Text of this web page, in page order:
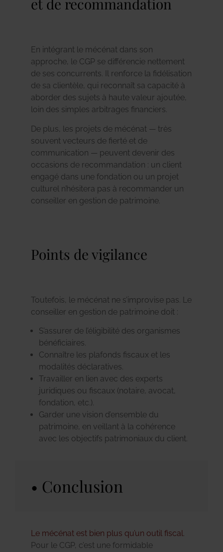
et de recommandation
En intégrant le mécénat dans son
approche, le CGP se différencie nettement
de ses concurrents. Il renforce la fidélisation
de sa clientèle, qui reconnaît sa capacité à
aborder des sujets à haute valeur ajoutée,
loin des simples arbitrages financiers.
De plus, les projets de mécénat — très
souvent vecteurs de fierté et de
communication — peuvent devenir des
occasions de recommandation : un client
engagé dans une fondation ou un projet
culturel n’hésitera pas à recommander un
conseiller en gestion de patrimoine.
Points de vigilance
Toutefois, le mécénat ne s’improvise pas. Le
conseiller en gestion de patrimoine doit :
S’assurer de l’éligibilité des organismes
bénéficiaires.
Connaître les plafonds fiscaux et les
modalités déclaratives.
Travailler en lien avec des experts
juridiques ou fiscaux (notaire, avocat,
fondation, etc.).
Garder une vision d’ensemble du
patrimoine, en veillant à la cohérence
avec les objectifs patrimoniaux du client.
Conclusion
Le mécénat est bien plus qu’un outil fiscal.
Pour le CGP, c’est une formidable